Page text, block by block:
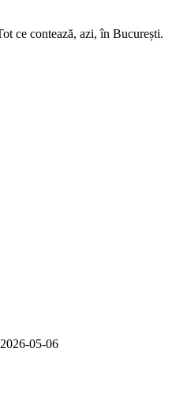
ce contează, azi, în București.
05-06